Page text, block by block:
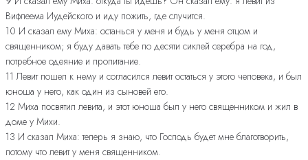
Вифлеема Иудейского и иду пожить, где случится.
10 И сказал ему Миха: останься у меня и будь у меня отцом и
священником; я буду давать тебе по десяти сиклей серебра на год,
потребное одеяние и пропитание.
11 Левит пошел к нему и согласился левит остаться у этого человека, и был
юноша у него, как один из сыновей его.
12 Миха посвятил левита, и этот юноша был у него священником и жил в
доме у Михи.
13 И сказал Миха: теперь я знаю, что Господь будет мне благотворить,
потому что левит у меня священником.